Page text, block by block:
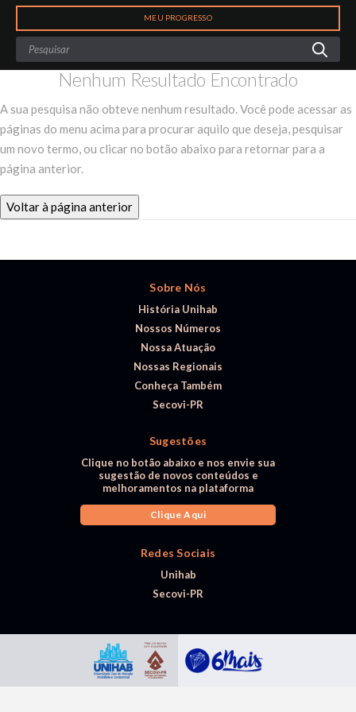
MEU PROGRESSO
Search
Nenhum Resultado Encontrado
A sua pesquisa não obteve nenhum resultado. Você pode acessar as
páginas do menu acima para procurar aquilo que deseja, pesquisar
um novo termo, ou clicar no botão abaixo para retornar para a
página anterior.
Voltar à página anterior
Sobre Nós
História Unihab
Nossos Números
Nossa Atuação
Nossas Regionais
Conheça Também
Secovi-PR
Sugestões
Clique no botão abaixo e nos envie sua
sugestão de novos conteúdos e
melhoramentos na plataforma
Clique Aqui
Redes Sociais
Unihab
Secovi-PR